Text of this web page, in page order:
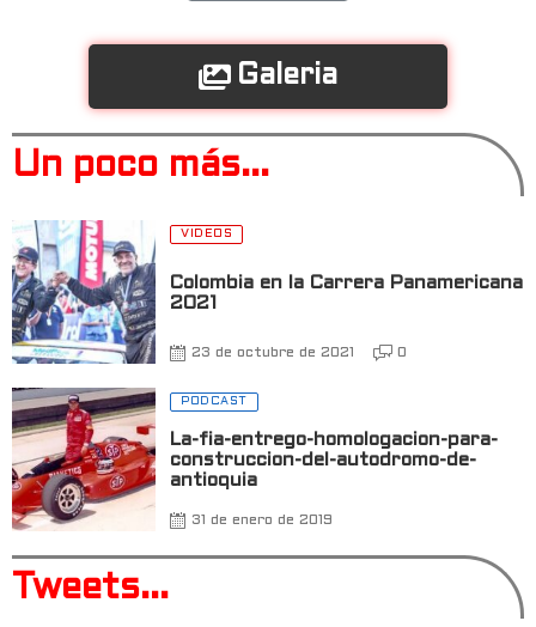
Galeria
Un poco más...
VIDEOS
Colombia en la Carrera Panamericana
2021
23 de octubre de 2021 0
PODCAST
La-fia-entrego-homologacion-para-
construccion-del-autodromo-de-
antioquia
31 de enero de 2019
Tweets...